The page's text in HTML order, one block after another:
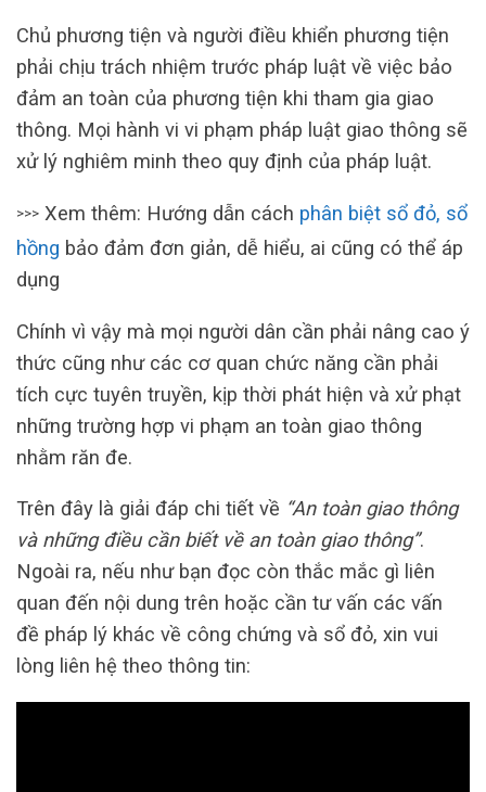
Chủ phương tiện và người điều khiển phương tiện
phải chịu trách nhiệm trước pháp luật về việc bảo
đảm an toàn của phương tiện khi tham gia giao
thông. Mọi hành vi vi phạm pháp luật giao thông sẽ
xử lý nghiêm minh theo quy định của pháp luật.
>>> Xem thêm: Hướng dẫn cách phân biệt sổ đỏ, sổ
hồng bảo đảm đơn giản, dễ hiểu, ai cũng có thể áp
dụng
Chính vì vậy mà mọi người dân cần phải nâng cao ý
thức cũng như các cơ quan chức năng cần phải
tích cực tuyên truyền, kịp thời phát hiện và xử phạt
những trường hợp vi phạm an toàn giao thông
nhằm răn đe.
Trên đây là giải đáp chi tiết về “An toàn giao thông
và những điều cần biết về an toàn giao thông”.
Ngoài ra, nếu như bạn đọc còn thắc mắc gì liên
quan đến nội dung trên hoặc cần tư vấn các vấn
đề pháp lý khác về công chứng và sổ đỏ, xin vui
lòng liên hệ theo thông tin: